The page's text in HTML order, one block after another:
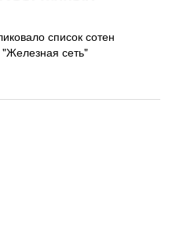
список сотен
сеть"